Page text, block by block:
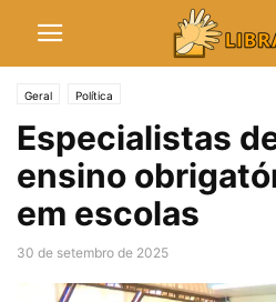
Geral Política
Especialistas
ensino
em escolas
30 de setembro de 2025